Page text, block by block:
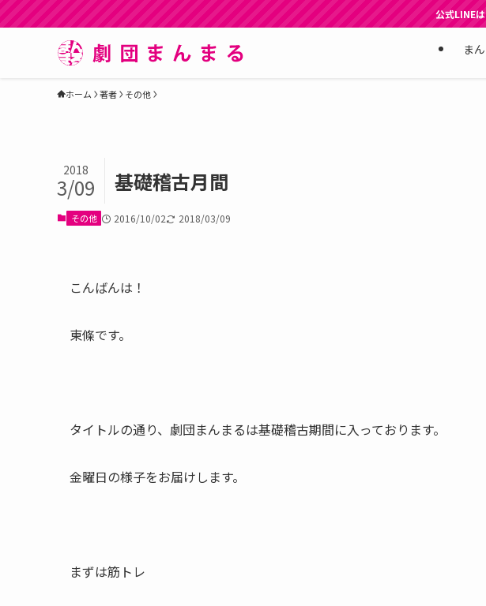
公式LINE
ま
ホーム 著者 その他
基礎稽古月間
2018
3/09
その他 2016/10/02 2018/03/09
こんばんは！
東條です。
タイトルの通り、劇団まんまるは基礎稽古期間に入っております。
金曜日の様子をお届けします。
まずは筋トレ